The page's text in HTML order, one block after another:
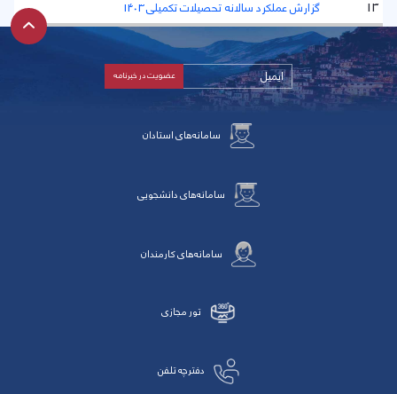
13 گزارش عملکرد سالانه تحصیلات تکمیلی 1403
سامانه‌های استادان
سامانه‌های دانشجویی
سامانه‌های کارمندان
تور مجازی
دفترچه تلفن